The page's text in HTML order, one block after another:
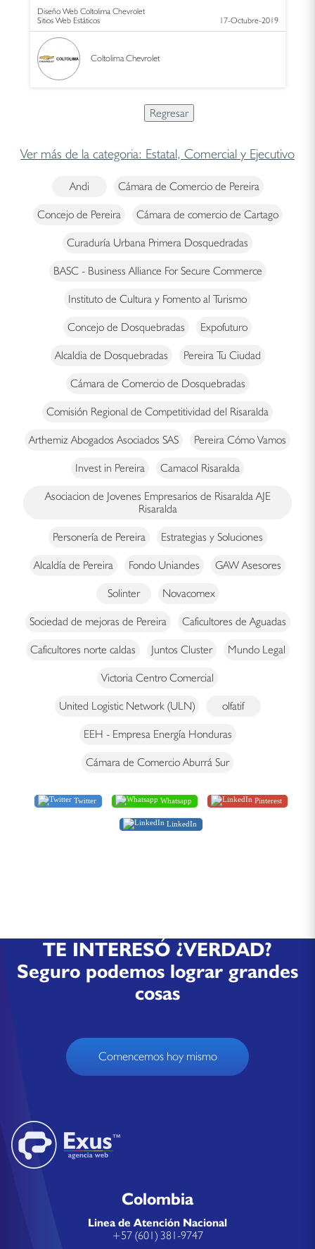
Diseño Web Coltolima Chevrolet
Sitios Web Estáticos
17-Octubre-2019
Coltolima Chevrolet
Ver más de la categoria: Estatal, Comercial y Ejecutivo
Andi Cámara de Comercio de Pereira
Concejo de Pereira Cámara de comercio de Cartago
Curaduría Urbana Primera Dosquedradas
BASC - Business Alliance For Secure Commerce
Instituto de Cultura y Fomento al Turismo
Concejo de Dosquebradas Expofuturo
Alcaldia de Dosquebradas Pereira Tu Ciudad
Cámara de Comercio de Dosquebradas
Comisión Regional de Competitividad del Risaralda
Arthemiz Abogados Asociados SAS Pereira Cómo Vamos
Invest in Pereira Camacol Risaralda
Asociacion de Jovenes Empresarios de Risaralda AJE
Risaralda
Personería de Pereira Estrategias y Soluciones
Alcaldía de Pereira Fondo Uniandes GAW Asesores
Solinter Novacomex
Sociedad de mejoras de Pereira Caficultores de Aguadas
Caficultores norte caldas Juntos Cluster Mundo Legal
Victoria Centro Comercial
United Logistic Network (ULN) olfatif
EEH - Empresa Energía Honduras
Cámara de Comercio Aburrá Sur
Twitter Whatsapp Pinterest
LinkedIn
TE INTERESÓ ¿VERDAD?
Seguro podemos lograr grandes
cosas
Comencemos hoy mismo
Colombia
Linea de Atención Nacional
+57 (601) 381-9747